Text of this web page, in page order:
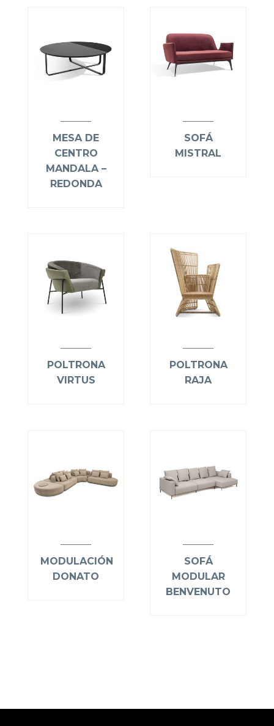
MESA DE
CENTRO
MANDALA –
REDONDA
SOFÁ
MISTRAL
POLTRONA
VIRTUS
POLTRONA
RAJA
MODULACIÓN
DONATO
SOFÁ
MODULAR
BENVENUTO